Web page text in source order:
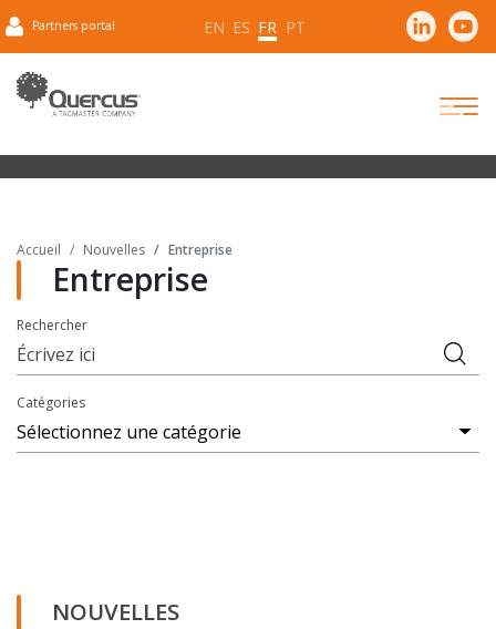
Partners portal EN ES FR PT
Accueil Nouvelles Entreprise
Entreprise
Rechercher
Catégories
NOUVELLES